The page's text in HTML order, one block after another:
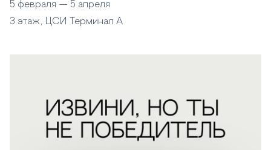
5 февраля — 5 апреля
3 этаж, ЦСИ Терминал А